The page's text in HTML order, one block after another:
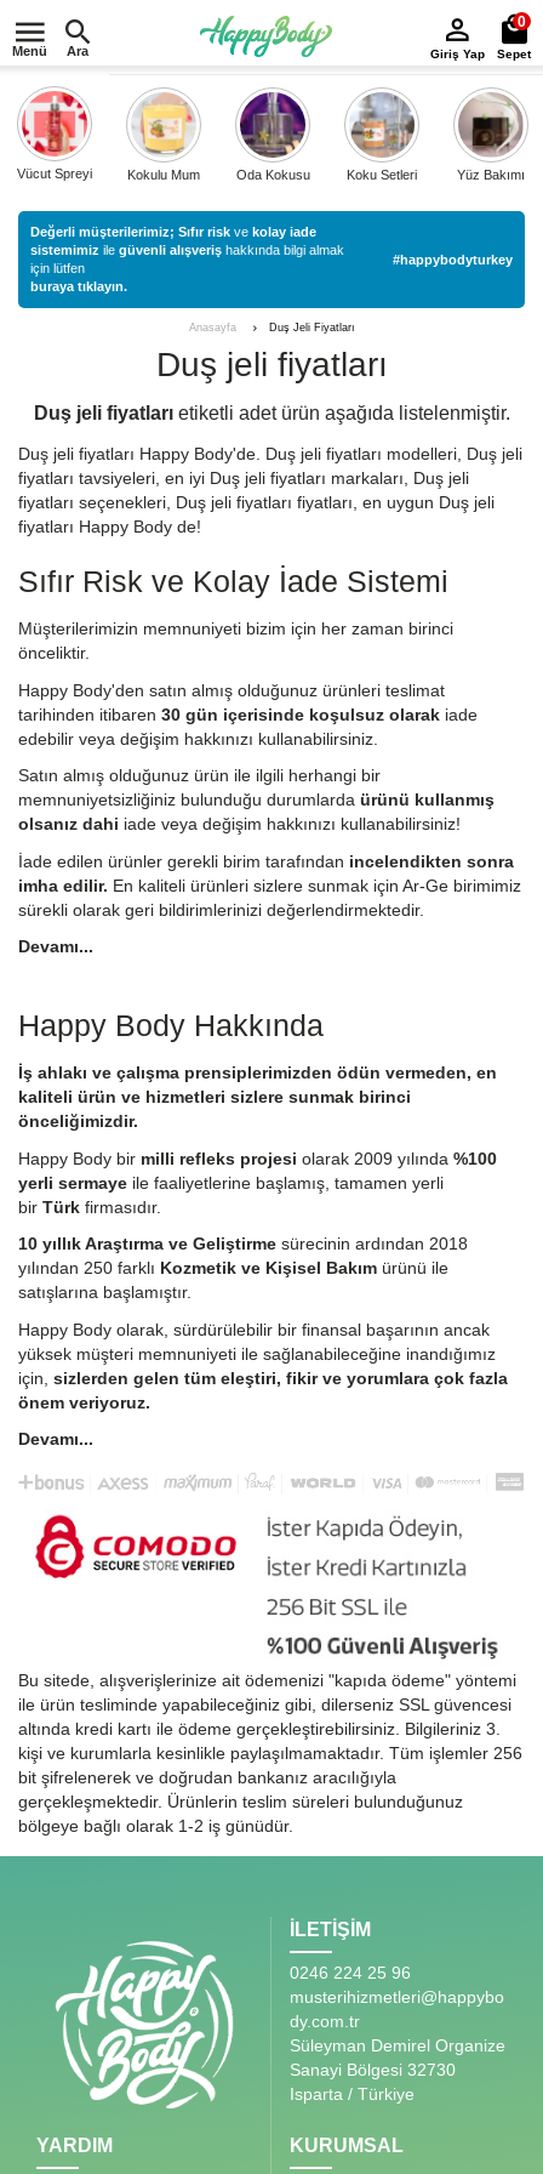
Menü Ara Giriş Yap
0
Sepet
Vücut Spreyi Kokulu Mum Oda Kokusu Koku Setleri Yüz Bakımı
Değerli müşterilerimiz; Sıfır risk ve kolay iade
sistemimiz ile güvenli alışveriş hakkında bilgi almak
için lütfen
buraya tıklayın.
#happybodyturkey
Anasayfa Duş Jeli Fiyatları
Duş jeli fiyatları
Duş jeli fiyatlarıetiketli adet ürün aşağıda listelenmiştir.
Duş jeli fiyatları Happy Body'de. Duş jeli fiyatları modelleri, Duş jeli
fiyatları tavsiyeleri, en iyi Duş jeli fiyatları markaları, Duş jeli
fiyatları seçenekleri, Duş jeli fiyatları fiyatları, en uygun Duş jeli
fiyatları Happy Body de!
Sıfır Risk ve Kolay İade Sistemi
Müşterilerimizin memnuniyeti bizim için her zaman birinci
önceliktir.
Happy Body'den satın almış olduğunuz ürünleri teslimat
tarihinden itibaren 30 gün içerisinde koşulsuz olarak iade
edebilir veya değişim hakkınızı kullanabilirsiniz.
Satın almış olduğunuz ürün ile ilgili herhangi bir
memnuniyetsizliğiniz bulunduğu durumlarda ürünü kullanmış
olsanız dahi iade veya değişim hakkınızı kullanabilirsiniz!
İade edilen ürünler gerekli birim tarafından incelendikten sonra
imha edilir. En kaliteli ürünleri sizlere sunmak için Ar-Ge birimimiz
sürekli olarak geri bildirimlerinizi değerlendirmektedir.
Devamı...
Happy Body Hakkında
İş ahlakı ve çalışma prensiplerimizden ödün vermeden, en
kaliteli ürün ve hizmetleri sizlere sunmak birinci
önceliğimizdir.
Happy Body bir milli refleks projesi olarak 2009 yılında %100
yerli sermaye ile faaliyetlerine başlamış, tamamen yerli
bir Türk firmasıdır.
10 yıllık Araştırma ve Geliştirme sürecinin ardından 2018
yılından 250 farklı Kozmetik ve Kişisel Bakım ürünü ile
satışlarına başlamıştır.
Happy Body olarak, sürdürülebilir bir finansal başarının ancak
yüksek müşteri memnuniyeti ile sağlanabileceğine inandığımız
için, sizlerden gelen tüm eleştiri, fikir ve yorumlara çok fazla
önem veriyoruz.
Devamı...
Bu sitede, alışverişlerinize ait ödemenizi "kapıda ödeme" yöntemi
ile ürün tesliminde yapabileceğiniz gibi, dilerseniz SSL güvencesi
altında kredi kartı ile ödeme gerçekleştirebilirsiniz. Bilgileriniz 3.
kişi ve kurumlarla kesinlikle paylaşılmamaktadır. Tüm işlemler 256
bit şifrelenerek ve doğrudan bankanız aracılığıyla
gerçekleşmektedir. Ürünlerin teslim süreleri bulunduğunuz
bölgeye bağlı olarak 1-2 iş günüdür.
İLETİŞİM
0246 224 25 96
musterihizmetleri@happybo
dy.com.tr
Süleyman Demirel Organize
Sanayi Bölgesi 32730
Isparta / Türkiye
YARDIM KURUMSAL